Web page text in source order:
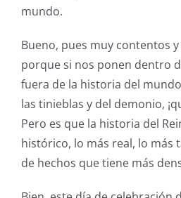
mundo.
Bueno, pues muy contentos
porque si nos ponen dentro
fuera de la historia del
las tinieblas y del demonio,
Pero es que la historia del
histórico, lo más real, lo más
de hechos que tiene más